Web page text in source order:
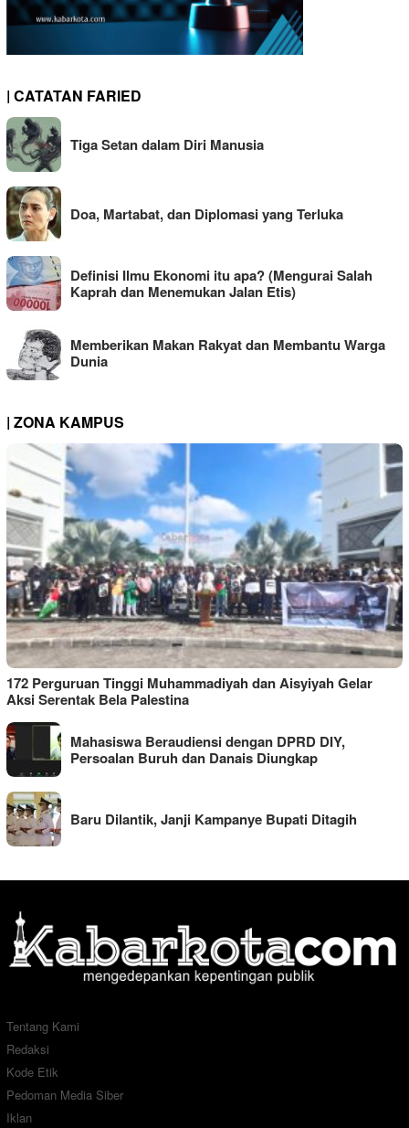
| CATATAN FARIED
Tiga Setan dalam Diri Manusia
Doa, Martabat, dan Diplomasi yang Terluka
Definisi Ilmu Ekonomi itu apa? (Mengurai Salah
Kaprah dan Menemukan Jalan Etis)
Memberikan Makan Rakyat dan Membantu Warga
Dunia
| ZONA KAMPUS
172 Perguruan Tinggi Muhammadiyah dan Aisyiyah Gelar
Aksi Serentak Bela Palestina
Mahasiswa Beraudiensi dengan DPRD DIY,
Persoalan Buruh dan Danais Diungkap
Baru Dilantik, Janji Kampanye Bupati Ditagih
Tentang Kami
Redaksi
Kode Etik
Pedoman Media Siber
Iklan